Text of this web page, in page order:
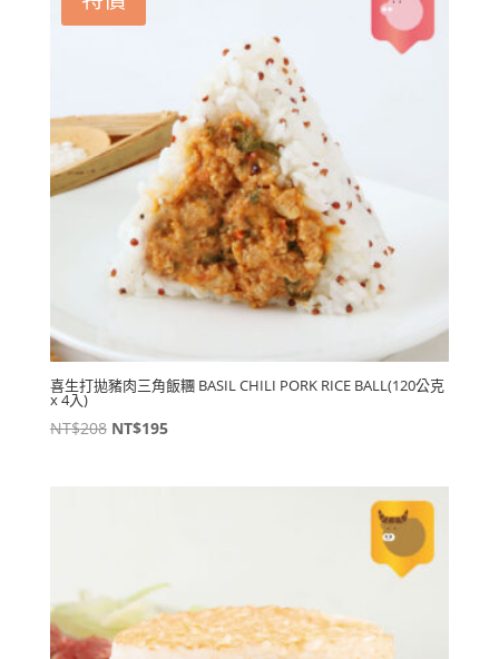
喜生打拋豬肉三角飯糰 BASIL CHILI PORK RICE BALL(120公克
x 4入)
NT$208 原
NT$195目